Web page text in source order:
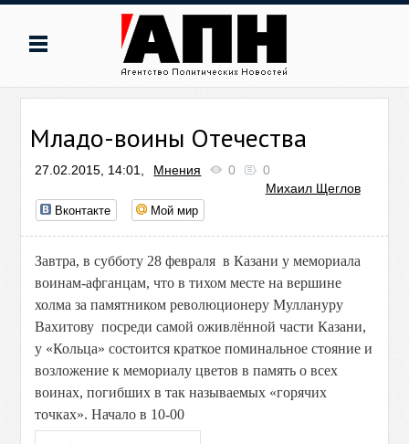
Младо-воины Отечества
27.02.2015, 14:01, Мнения 0
0
Михаил Щеглов
Вконтакте Мой мир
Завтра, в субботу 28 февраля в Казани у мемориала
воинам-афганцам, что в тихом месте на вершине
холма за памятником революционеру Муллануру
Вахитову посреди самой оживлённой части Казани,
у «Кольца» состоится краткое поминальное стояние и
возложение к мемориалу цветов в память о всех
воинах, погибших в так называемых «горячих
точках». Начало в 10-00